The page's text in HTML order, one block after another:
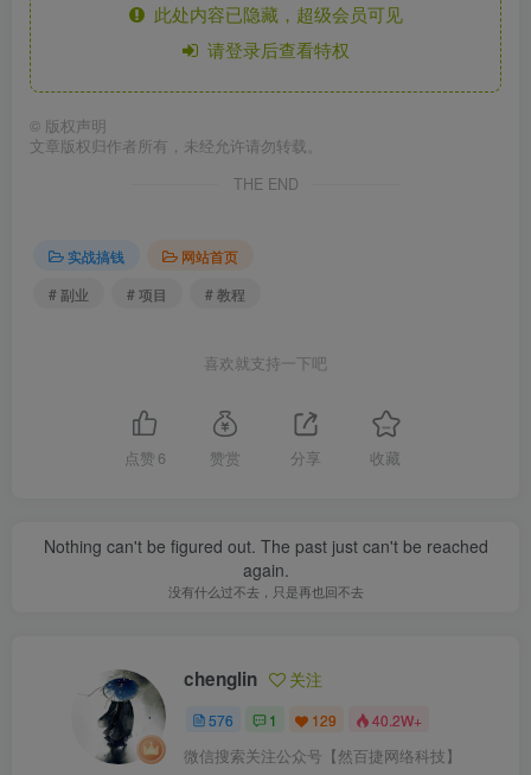
此处内容已隐藏，超级会员可见
请登录后查看特权
© 版权声明
文章版权归作者所有，未经允许请勿转载。
THE END
实战搞钱
网站首页
# 副业
# 项目 # 教程
喜欢就支持一下吧
点赞 6 赞赏 分享 收藏
Nothing can't be figured out. The past just can't be reached
again.
没有什么过不去，只是再也回不去
chenglin 关注
576 1 129 40.2W+
微信搜索关注公众号【然百捷网络科技】